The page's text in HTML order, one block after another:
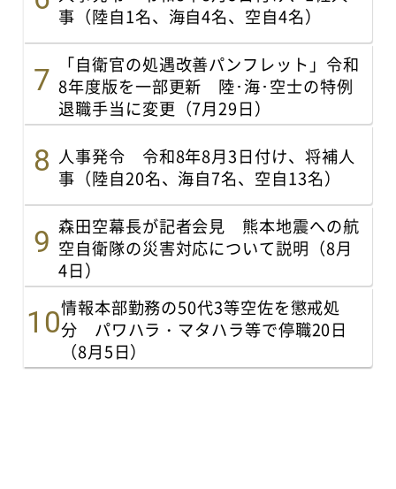
事（陸自1名、海自4名、空自4名）
「自衛官の処遇改善パンフレット」令和
8年度版を一部更新 陸･海･空士の特例
退職手当に変更（7月29日）
人事発令 令和8年8月3日付け、将補人
事（陸自20名、海自7名、空自13名）
森田空幕長が記者会見 熊本地震への航
空自衛隊の災害対応について説明（8月
4日）
情報本部勤務の50代3等空佐を懲戒処
分 パワハラ・マタハラ等で停職20日
（8月5日）